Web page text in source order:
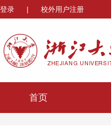
登录 | 校外用户注册
首页